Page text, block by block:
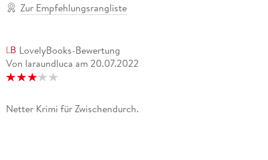
Zur Empfehlungsrangliste
LovelyBooks-Bewertung
Von laraundluca am 20.07.2022
Netter Krimi für Zwischendurch.